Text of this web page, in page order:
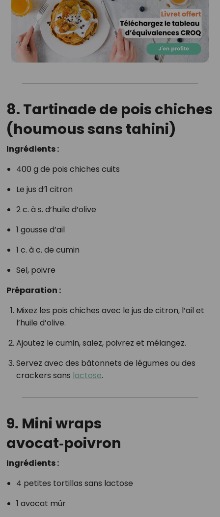
8. Tartinade de pois chiches
(houmous sans tahini)
Ingrédients :
400 g de pois chiches cuits
Le jus d’1 citron
2 c. à s. d’huile d’olive
1 gousse d’ail
1 c. à c. de cumin
Sel, poivre
Préparation :
Mixez les pois chiches avec le jus de citron, l’ail et
l’huile d’olive.
Ajoutez le cumin, salez, poivrez et mélangez.
Servez avec des bâtonnets de légumes ou des
crackers sans lactose.
9. Mini wraps
avocat‑poivron
Ingrédients :
4 petites tortillas sans lactose
1 avocat mûr